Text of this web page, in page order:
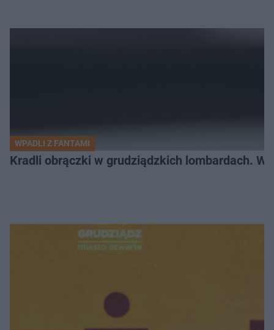
WPADLI Z FANTAMI
Kradli obrączki w grudziądzkich lombardach.